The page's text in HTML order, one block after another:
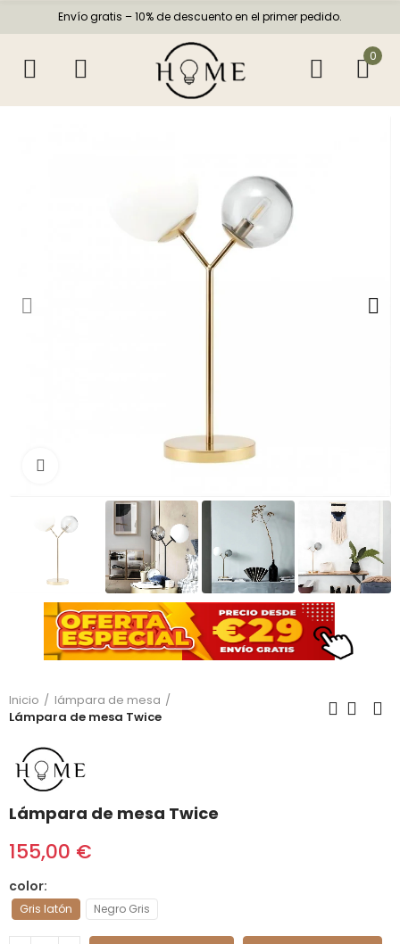
Envío gratis – 10% de descuento en el primer pedido.
0
Haga clic para ampliar
Inicio
lámpara de mesa
Lámpara de mesa Twice
Lámpara de mesa Twice
155,00 €
color
Gris latón Negro Gris